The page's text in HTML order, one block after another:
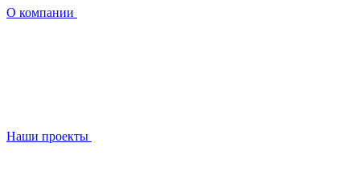
О компании
Наши проекты